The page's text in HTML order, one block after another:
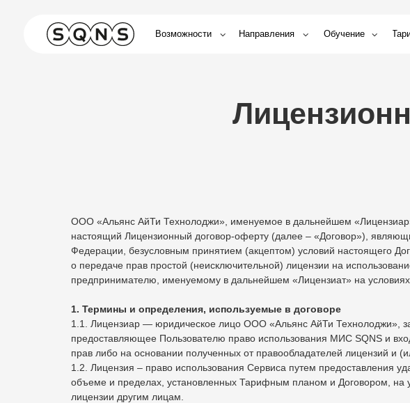
Тарифы
Возможности Направления Обучение
ООО «Альянс АйТи Технолоджи», именуемое в дальнейшем
настоящий Лицензионный договор-оферту (далее – «Договор»),
Федерации, безусловным принятием (акцептом) условий настоящего
о передаче прав простой (неисключительной) лицензии на
предпринимателю, именуемому в дальнейшем «Лицензиат» на условиях
1. Термины и определения, используемые в договоре
1.1. Лицензиар — юридическое лицо ООО «Альянс АйТи Технолоджи»,
предоставляющее Пользователю право использования МИС SQNS и
прав либо на основании полученных от правообладателей лицензий и
1.2. Лицензия – право использования Сервиса путем предоставления
объеме и пределах, установленных Тарифным планом и Договором, на
лицензии другим лицам.